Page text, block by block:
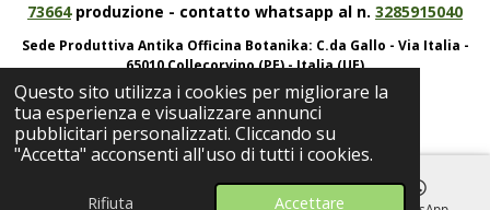
Questo sito utilizza i cookies per migliorare la
tua esperienza e visualizzare annunci
pubblicitari personalizzati. Cliccando su
"Accetta" acconsenti all'uso di tutti i cookies.
Rifiuta Accettare
73664produzione - contatto whatsapp al n. 3285915040
Sede Produttiva Antika Officina Botanika: C.da Gallo - Via Italia -
65010 Collecorvino (PE) - Italia (UE)
P.iva IT01950520682 REA: 143825